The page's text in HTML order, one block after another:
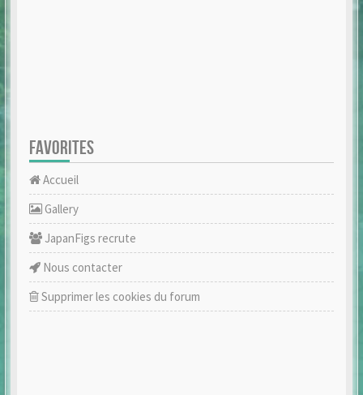
FAVORITES
Accueil
Gallery
JapanFigs recrute
Nous contacter
Supprimer les cookies du forum